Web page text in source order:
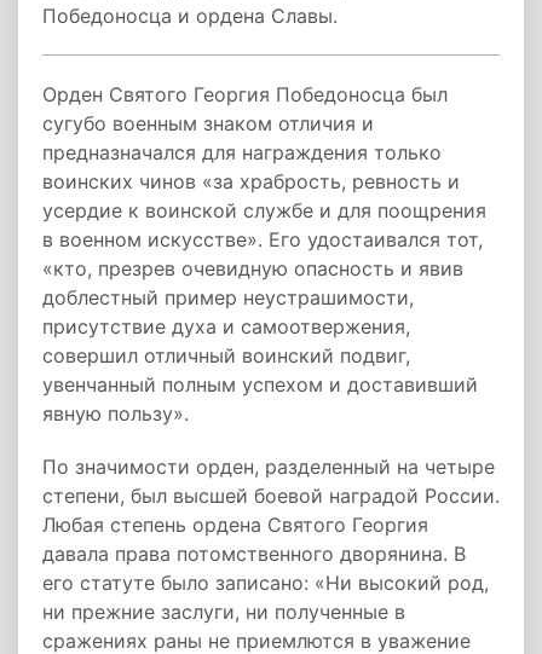
Победоносца и ордена Славы.
Орден Святого Георгия Победоносца был
сугубо военным знаком отличия и
предназначался для награждения только
воинских чинов «за храбрость, ревность и
усердие к воинской службе и для поощрения
в военном искусстве». Его удостаивался тот,
«кто, презрев очевидную опасность и явив
доблестный пример неустрашимости,
присутствие духа и самоотвержения,
совершил отличный воинский подвиг,
увенчанный полным успехом и доставивший
явную пользу».
По значимости орден, разделенный на четыре
степени, был высшей боевой наградой России.
Любая степень ордена Святого Георгия
давала права потомственного дворянина. В
его статуте было записано: «Ни высокий род,
ни прежние заслуги, ни полученные в
сражениях раны не приемлются в уважение